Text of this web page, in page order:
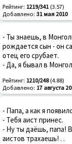
Рейтинг: 1219/341 (3.57)
Добавлено: 31 мая 2010
- Ты знаешь, в
рождается сын - он
отец его срубает.
- Да, я бывал в
Рейтинг: 1210/248(4.88)
Добавлено: 17 августа
- Папа, а как я
- Тебя аист принес.
- Ну ты даёшь, папа!
аистов трахаешь! . .